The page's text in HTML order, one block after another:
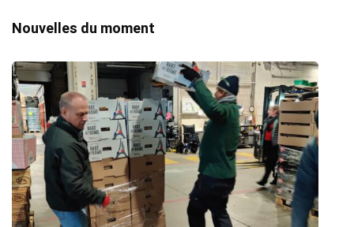
Nouvelles du moment